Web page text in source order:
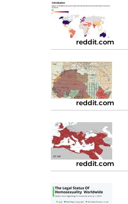
reddit.com
reddit.com
reddit.com